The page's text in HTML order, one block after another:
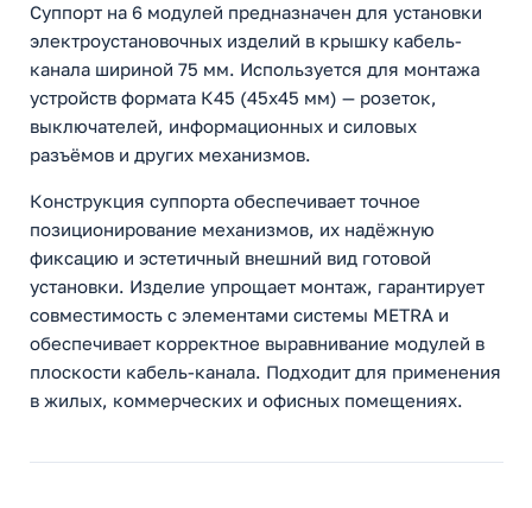
Суппорт на 6 модулей предназначен для установки
электроустановочных изделий в крышку кабель-
канала шириной 75 мм. Используется для монтажа
устройств формата К45 (45х45 мм) — розеток,
выключателей, информационных и силовых
разъёмов и других механизмов.
Конструкция суппорта обеспечивает точное
позиционирование механизмов, их надёжную
фиксацию и эстетичный внешний вид готовой
установки. Изделие упрощает монтаж, гарантирует
совместимость с элементами системы METRA и
обеспечивает корректное выравнивание модулей в
плоскости кабель-канала. Подходит для применения
в жилых, коммерческих и офисных помещениях.